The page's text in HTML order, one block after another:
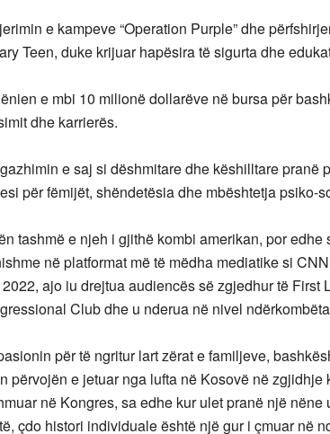
e kampeve “Operation Purple” dhe
Teen, duke krijuar hapësira të sigurta dhe
e mbi 10 milionë dollarëve në bursa për
dhe karrierës.
e saj si dëshmitare dhe këshilltare pranë
për fëmijët, shëndetësia dhe mbështetja psiko-
tashmë e njeh i gjithë kombi amerikan, por
në platformat më të mëdha mediatike si
ajo iu drejtua audiencës së zgjedhur të First
Club dhe u nderua në nivel
për të ngritur lart zërat e familjeve,
përvojën e jetuar nga lufta në Kosovë në
në Kongres, sa edhe kur ulet pranë një
çdo histori individuale është një gur i çmuar në